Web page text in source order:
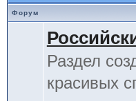
Форум
Раздел
красивых